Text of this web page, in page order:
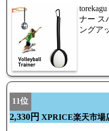
ナー ス
ングア
11位
2,330円 XPRICE楽天市場